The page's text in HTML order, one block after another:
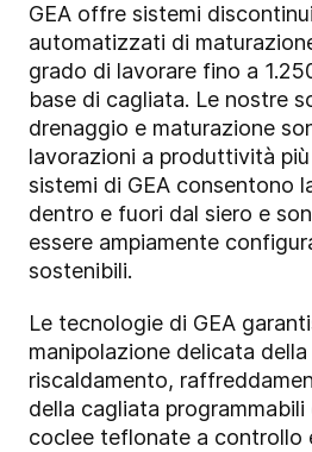
GEA offre sistemi
automatizzati di
grado di lavorare fino a
base di cagliata. Le nostre
drenaggio e maturazione
lavorazioni a produttività
sistemi di GEA consentono
dentro e fuori dal siero e
essere ampiamente
sostenibili.
Le tecnologie di GEA
manipolazione delicata
riscaldamento,
della cagliata
coclee teflonate a controllo